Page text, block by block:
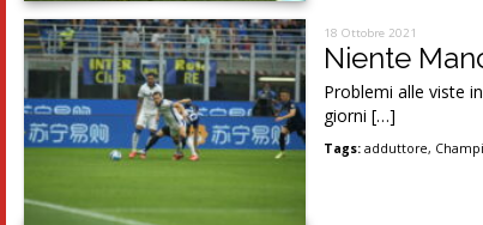
18 Ottobre 2021
Niente
Problemi alle viste
giorni […]
Tags: adduttore,